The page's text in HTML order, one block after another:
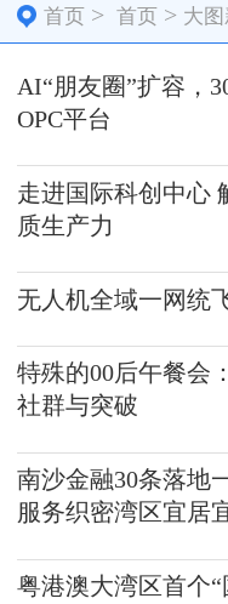
首页 >首页 > 大
AI“朋友圈”扩容，
OPC平台
走进国际科创中心
质生产力
无人机全域一网统
特殊的00后午餐会
社群与突破
南沙金融30条落地
服务织密湾区宜居
粤港澳大湾区首个